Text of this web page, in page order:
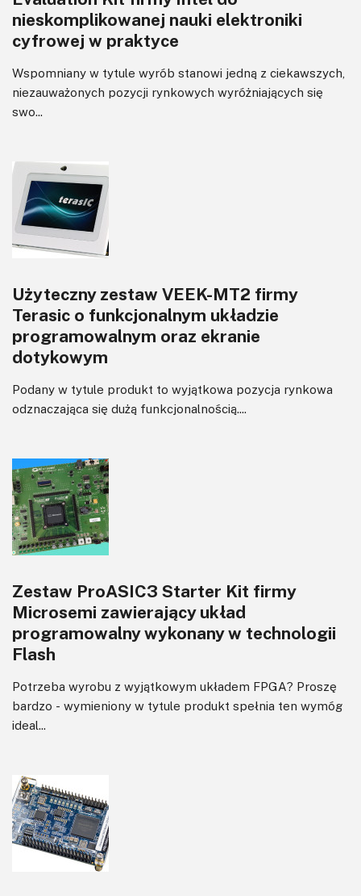
nieskomplikowanej nauki elektroniki
cyfrowej w praktyce
Wspomniany w tytule wyrób stanowi jedną z ciekawszych,
niezauważonych pozycji rynkowych wyróżniających się
swo...
Użyteczny zestaw VEEK-MT2 firmy
Terasic o funkcjonalnym układzie
programowalnym oraz ekranie
dotykowym
Podany w tytule produkt to wyjątkowa pozycja rynkowa
odznaczająca się dużą funkcjonalnością....
Zestaw ProASIC3 Starter Kit firmy
Microsemi zawierający układ
programowalny wykonany w technologii
Flash
Potrzeba wyrobu z wyjątkowym układem FPGA? Proszę
bardzo - wymieniony w tytule produkt spełnia ten wymóg
ideal...